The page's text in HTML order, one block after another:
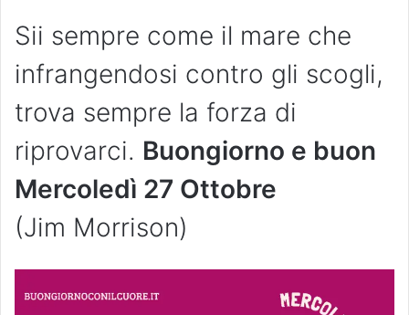
Sii sempre come il mare che
infrangendosi contro gli scogli,
trova sempre la forza di
riprovarci. Buongiorno e buon
Mercoledì 27 Ottobre
(Jim Morrison)